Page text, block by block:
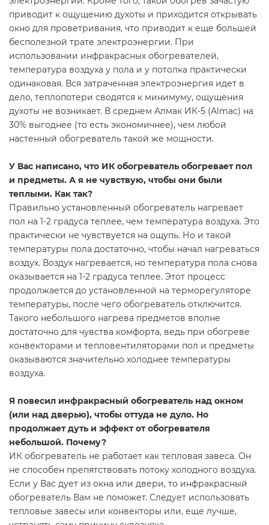
приводит к ощущению духоты и приходится открывать
окно для проветривания, что приводит к еще большей
бесполезной трате электроэнергии. При
использовании инфракрасных обогревателей,
температура воздуха у пола и у потолка практически
одинаковая. Вся затраченная электроэнергия идет в
дело, теплопотери сводятся к минимуму, ощущения
духоты не возникает. В среднем Алмак ИК-5 (Almac) на
30% выгоднее (то есть экономичнее), чем любой
настенный обогреватель такой же мощности.
У Вас написано, что ИК обогреватель обогревает пол
и предметы. А я не чувствую, чтобы они были
теплыми. Как так?
Правильно установленный обогреватель нагревает
пол на 1-2 градуса теплее, чем температура воздуха. Это
практически не чувствуется на ощупь. Но и такой
температуры пола достаточно, чтобы начал нагреваться
воздух. Воздух нагревается, но температура пола снова
оказывается на 1-2 градуса теплее. Этот процесс
продолжается до установленной на терморегуляторе
температуры, после чего обогреватель отключится.
Такого небольшого нагрева предметов вполне
достаточно для чувства комфорта, ведь при обогреве
конвекторами и тепловентиляторами пол и предметы
оказываются значительно холоднее температуры
воздуха.
Я повесил инфракрасный обогреватель над окном
(или над дверью), чтобы оттуда не дуло. Но
продолжает дуть и эффект от обогревателя
небольшой. Почему?
ИК обогреватель не работает как тепловая завеса. Он
не способен препятствовать потоку холодного воздуха.
Если у Вас дует из окна или двери, то инфракрасный
обогреватель Вам не поможет. Следует использовать
тепловые завесы или конвекторы или, еще лучше,